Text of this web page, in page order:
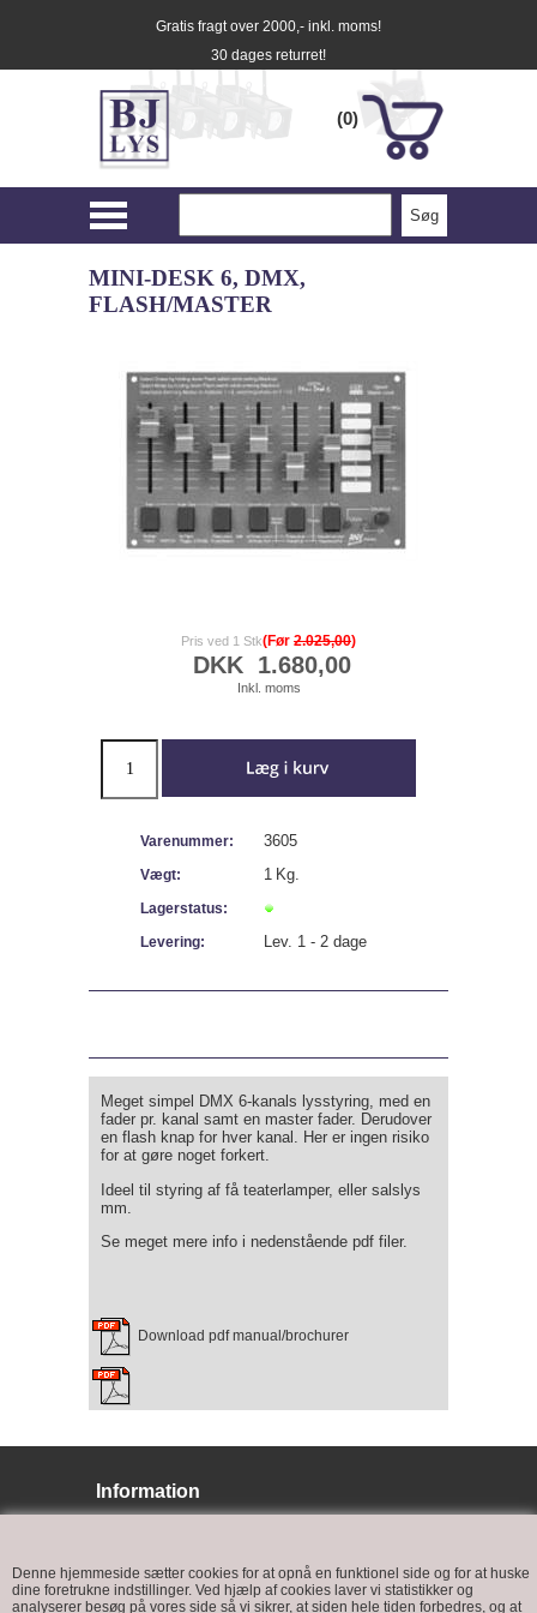
Denne hjemmeside sætter cookies for at opnå en funktionel side og for at huske
dine foretrukne indstillinger. Ved hjælp af cookies laver vi statistikker og
analyserer besøg på vores side så vi sikrer, at siden hele tiden forbedres, og at
Gratis fragt over 2000,- inkl. moms!
30 dages returret!
(0)
MINI-DESK 6, DMX,
FLASH/MASTER
Pris ved 1 Stk(Før 2.025,00)
DKK 1.680,00
Inkl. moms
Varenummer: 3605
Vægt: 1 Kg.
Lagerstatus:
Levering:
Lev. 1 - 2 dage
Meget simpel DMX 6-kanals lysstyring, med en
fader pr. kanal samt en master fader. Derudover
en flash knap for hver kanal. Her er ingen risiko
for at gøre noget forkert.
Ideel til styring af få teaterlamper, eller salslys
mm.
Se meget mere info i nedenstående pdf filer.
Download pdf manual/brochurer
Information
6400 Sønderborg